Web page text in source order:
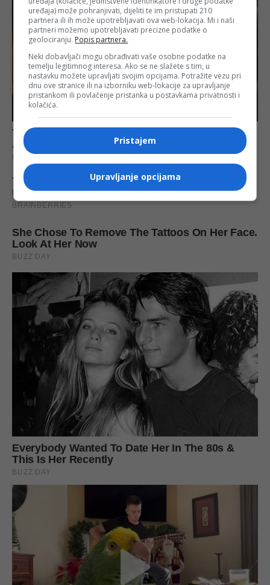
uređaja) može pohranjivati, dijeliti te im pristupati 210
partnera ili ih može upotrebljavati ova web-lokacija. Mi i naši
partneri možemo upotrebljavati precizne podatke o
geolociranju. Popis partnera.
Neki dobavljači mogu obrađivati vaše osobne podatke na
temelju legitimnog interesa. Ako se ne slažete s tim, u
nastavku možete upravljati svojim opcijama. Potražite vezu pri
dnu ove stranice ili na izborniku web-lokacije za upravljanje
pristankom ili povlačenje pristanka u postavkama privatnosti i
kolačića.
Pristajem
Upravljanje opcijama